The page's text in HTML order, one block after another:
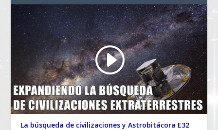
La búsqueda de civilizaciones y Astrobitácora E32